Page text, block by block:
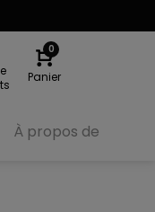
0
Panier
À propos de nous